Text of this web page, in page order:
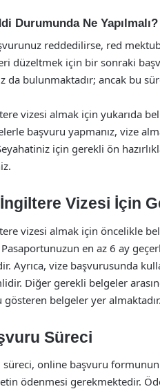
Durumunda Ne Yapılmalı?
reddedilirse, red
düzeltmek için bir sonraki
da bulunmaktadır; ancak bu
vizesi almak için yukarıda
başvuru yapmanız, vize
için gerekli ön
Vizesi İçin
vizesi almak için öncelikle
en az 6 ay
Ayrıca, vize başvurusunda
Diğer gerekli belgeler
belgeler yer almaktadır.
Süreci
süreci, online başvuru
ödenmesi gerekmektedir.